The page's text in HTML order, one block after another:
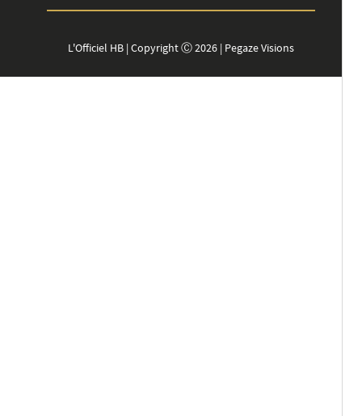
L'Officiel HB | Copyright Ⓒ 2026 | Pegaze Visions